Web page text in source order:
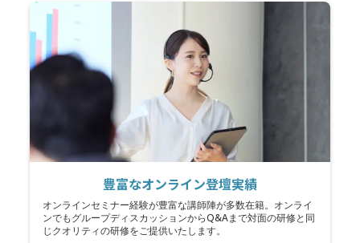
豊富なオンライン登壇実績
オンラインセミナー経験が豊富な講師陣が多数在籍。オンライ
ンでもグループディスカッションからQ&Aまで対面の研修と同
じクオリティの研修をご提供いたします。